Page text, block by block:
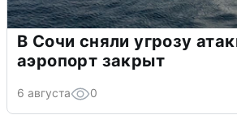
В Сочи сняли угрозу
аэропорт закрыт
6 августа 0